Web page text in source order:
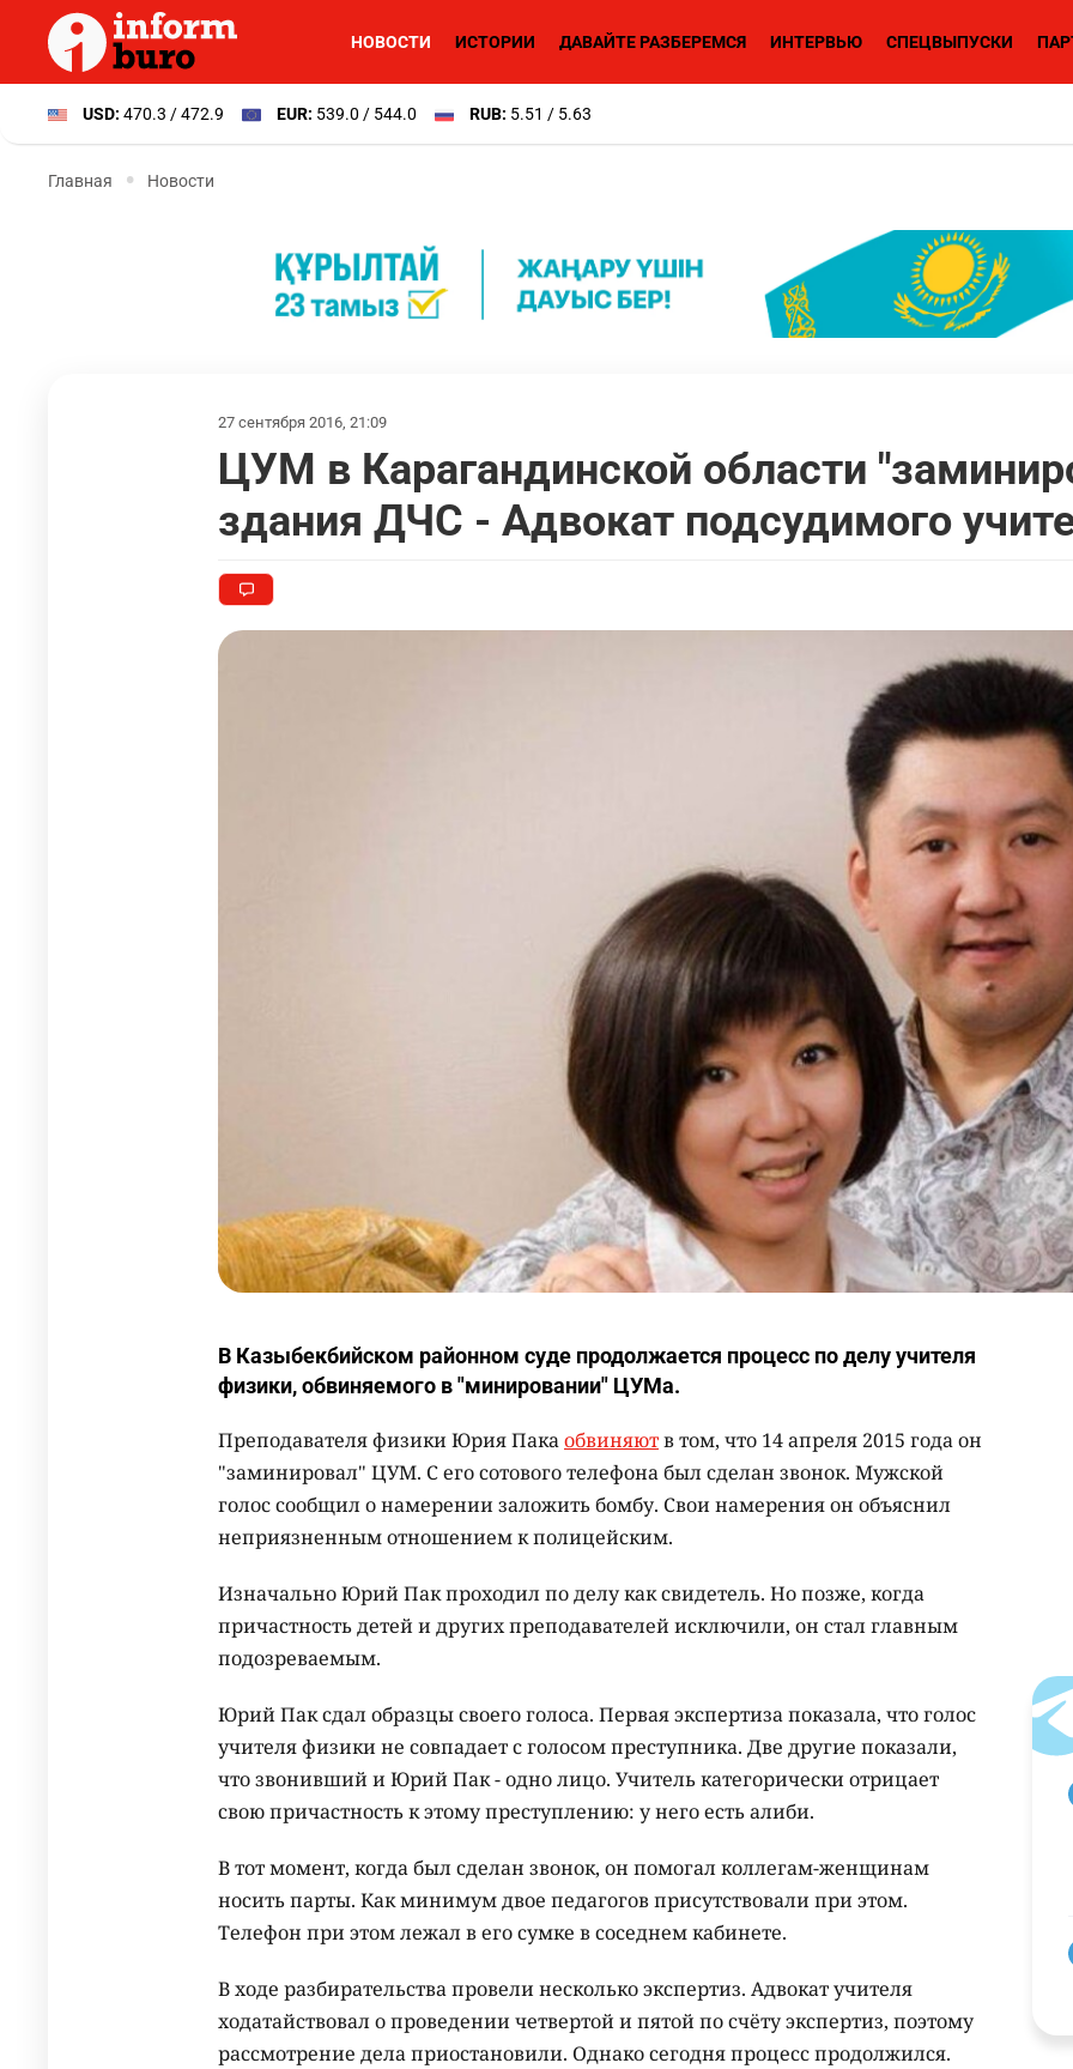
НОВОСТИ ИСТОРИИ ДАВАЙТЕ РАЗБЕРЕМСЯ ИНТЕРВЬЮ СПЕЦВЫПУСКИ
USD: 470.3 / 472.9 EUR: 539.0 / 544.0 RUB: 5.51 / 5.63
Главная Новости
27 сентября 2016, 21:09
ЦУМ в Карагандинской области
здания ДЧС - Адвокат подсудимого
В Казыбекбийском районном суде продолжается процесс по делу учителя
физики, обвиняемого в "минировании" ЦУМа.
Преподавателя физики Юрия Пакаобвиняютв том, что 14 апреля 2015 года он
"заминировал" ЦУМ. С его сотового телефона был сделан звонок. Мужской
голос сообщил о намерении заложить бомбу. Свои намерения он объяснил
неприязненным отношением к полицейским.
Изначально Юрий Пак проходил по делу как свидетель. Но позже, когда
причастность детей и других преподавателей исключили, он стал главным
подозреваемым.
Юрий Пак сдал образцы своего голоса. Первая экспертиза показала, что голос
учителя физики не совпадает с голосом преступника. Две другие показали,
что звонивший и Юрий Пак - одно лицо. Учитель категорически отрицает
свою причастность к этому преступлению: у него есть алиби.
В тот момент, когда был сделан звонок, он помогал коллегам-женщинам
носить парты. Как минимум двое педагогов присутствовали при этом.
Телефон при этом лежал в его сумке в соседнем кабинете.
В ходе разбирательства провели несколько экспертиз. Адвокат учителя
ходатайствовал о проведении четвертой и пятой по счёту экспертиз, поэтому
рассмотрение дела приостановили. Однако сегодня процесс продолжился.